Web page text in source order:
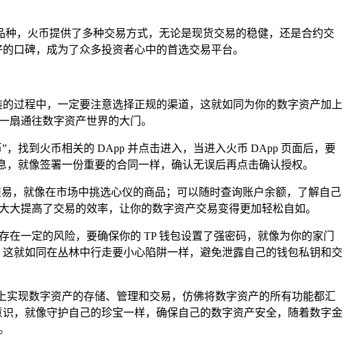
，火币提供了多种交易方式，无论是现货交易的稳健，还是合约交
口碑，成为了众多投资者心中的首选交易平台。
过程中，一定要注意选择正规的渠道，这就如同为你的数字资产加上
扇通往数字资产世界的大门。
找到火币相关的 DApp 并点击进入，当进入火币 DApp 页面后，要
就像签署一份重要的合同一样，确认无误后再点击确认授权。
，就像在市场中挑选心仪的商品；可以随时查询账户余额，了解自己
提高了交易的效率，让你的数字资产交易变得更加轻松自如。
一定的风险，要确保你的 TP 钱包设置了强密码，就像为你的家门
就如同在丛林中行走要小心陷阱一样，避免泄露自己的钱包私钥和交
现数字资产的存储、管理和交易，仿佛将数字资产的所有功能都汇
，就像守护自己的珍宝一样，确保自己的数字资产安全，随着数字金